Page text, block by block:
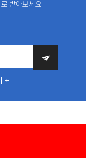
받아보세요
+